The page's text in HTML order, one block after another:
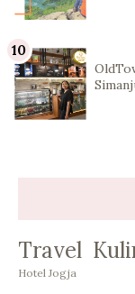
Travel
Hotel Jogja